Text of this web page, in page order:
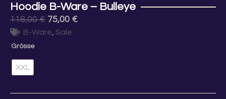
Hoodie B-Ware – Bulleye
118,00€ Ursprünglicher
Preis
war:
75,00 €Aktueller
B-Ware Sale
Grösse
XXL
Hoodie
Ware
Menge